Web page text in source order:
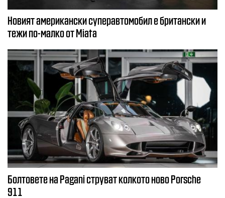
Новият американски суперавтомобил е британски и
тежи по-малко от Miata
Болтовете на Pagani струват колкото ново Porsche
911